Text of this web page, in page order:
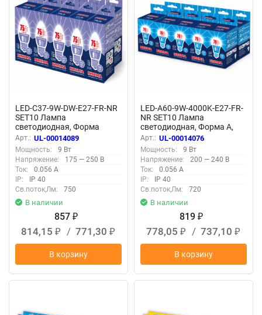
LED-C37-9W-DW-E27-FR-NR
SET10 Лампа
светодиодная, Форма
свеча, матовая, Серия
Norma, Дневной белый
свет 6500K, Упаковка 10
штук
Арт.: UL-00014089
Мощность:
9 Вт
Напряжение:
175 — 250 В
Ток:
0.056 А
IP:
IP 40
Св.поток,Лм:
750
В наличии
857 ₽
814,15 ₽ / 771,30 ₽
В корзину
LED-A60-9W-4000K-E27-FR-
NR SET10 Лампа
светодиодная, Форма A,
матовая, Серия Norma,
Белый свет 4000K, Картон,
Упаковка 10 штук
Арт.: UL-00014076
Мощность:
9 Вт
Напряжение:
200 — 240 В
Ток:
0.056 А
IP:
IP 40
Св.поток,Лм:
720
В наличии
819 ₽
778,05 ₽ / 737,10 ₽
В корзину